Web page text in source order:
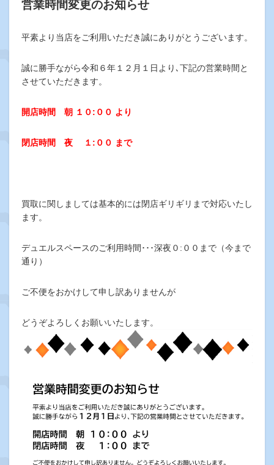
営業時間変更のお知らせ
平素より当店をご利用いただき誠にありがとうございます。
誠に勝手ながら令和６年１２月１日より､下記の営業時間と
させていただきます。
開店時間 朝 １０: ００ より
閉店時間 夜 １ : ００ まで
買取に関しましては基本的には閉店ギリギリまで対応いたし
ます。
デュエルスペースのご利用時間･･･深夜０:００まで（今まで
通り）
ご不便をおかけして申し訳ありませんが
どうぞよろしくお願いいたします。